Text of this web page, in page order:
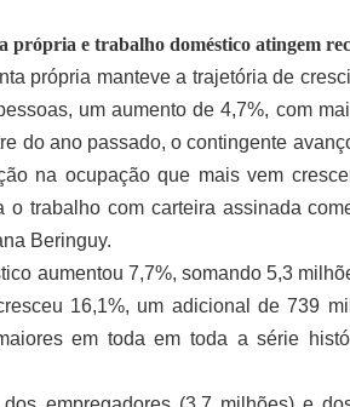
própria e trabalho doméstico atingem
própria manteve a trajetória de
um aumento de 4,7%, com
do ano passado, o contingente
na ocupação que mais vem
o trabalho com carteira assinada
Beringuy.
aumentou 7,7%, somando 5,3
16,1%, um adicional de 739
em toda em toda a série